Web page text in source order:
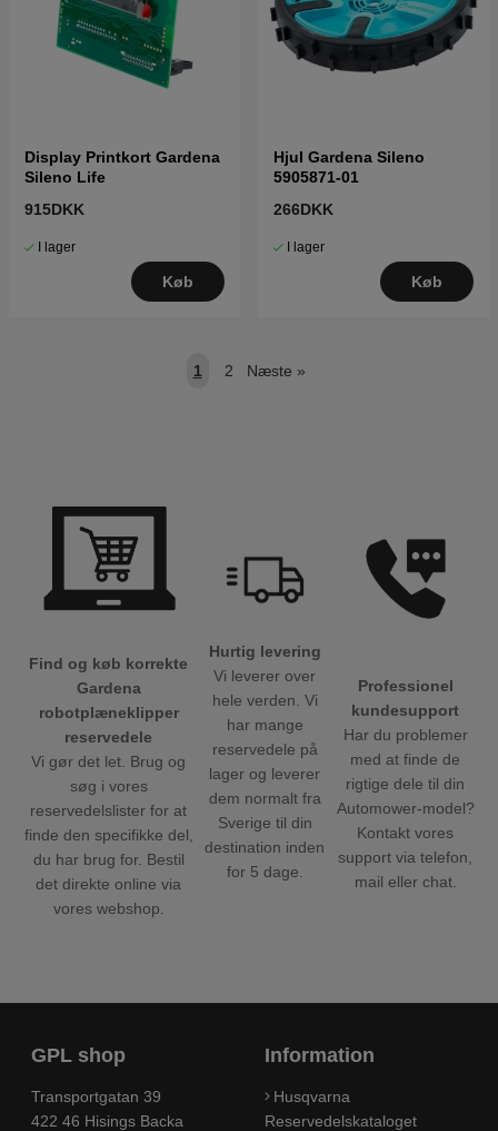
Display Printkort Gardena
Sileno Life
915DKK
I lager
Køb
Hjul Gardena Sileno
5905871-01
266DKK
I lager
Køb
1 2 Næste »
Find og køb korrekte
Gardena
robotplæneklipper
reservedele
Vi gør det let. Brug og
søg i vores
reservedelslister for at
finde den specifikke del,
du har brug for. Bestil
det direkte online via
vores webshop.
Hurtig levering
Vi leverer over
hele verden. Vi
har mange
reservedele på
lager og leverer
dem normalt fra
Sverige til din
destination inden
for 5 dage.
Professionel
kundesupport
Har du problemer
med at finde de
rigtige dele til din
Automower-model?
Kontakt vores
support via telefon,
mail eller chat.
GPL shop
Transportgatan 39
422 46 Hisings Backa
Information
Husqvarna
Reservedelskataloget